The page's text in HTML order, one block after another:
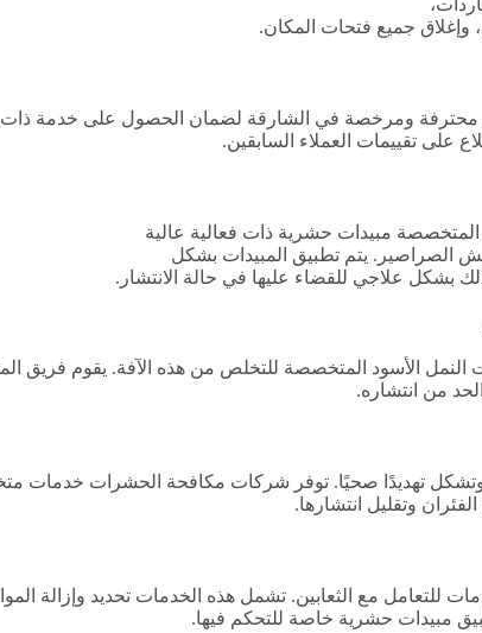
وإغلاق جميع فتحات المكان.
ومرخصة في الشارقة لضمان الحصول على خدمة ذات
على تقييمات العملاء السابقين.
مبيدات حشرية ذات فعالية عالية
الصراصير. يتم تطبيق المبيدات بشكل
بشكل علاجي للقضاء عليها في حالة الانتشار.
النمل الأسود المتخصصة للتخلص من هذه الآفة. يقوم فريق
من انتشاره.
وتشكل تهديدًا صحيًا. توفر شركات مكافحة الحشرات خدمات
وتقليل انتشارها.
للتعامل مع الثعابين. تشمل هذه الخدمات تحديد وإزالة
مبيدات حشرية خاصة للتحكم فيها.